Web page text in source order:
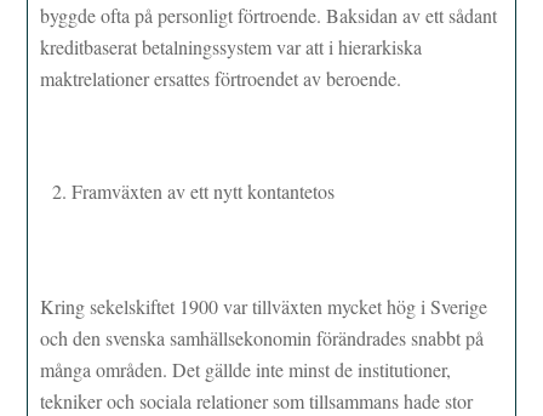
byggde ofta på personligt förtroende. Baksidan av ett sådant
kreditbaserat betalningssystem var att i hierarkiska
maktrelationer ersattes förtroendet av beroende.
Framväxten av ett nytt kontantetos
Kring sekelskiftet 1900 var tillväxten mycket hög i Sverige
och den svenska samhällsekonomin förändrades snabbt på
många områden. Det gällde inte minst de institutioner,
tekniker och sociala relationer som tillsammans hade stor